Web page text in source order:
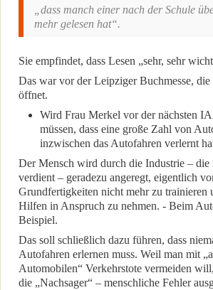
„dass manch einer nach der Schule
mehr gelesen hat“.
Sie empfindet, dass Lesen „sehr, sehr
Das war vor der Leipziger Buchmesse, die
öffnet.
Wird Frau Merkel vor der nächsten
müssen, dass eine große Zahl von
inzwischen das Autofahren verlernt
Der Mensch wird durch die Industrie – die
verdient – geradezu angeregt, eigentlich
Grundfertigkeiten nicht mehr zu trainieren
Hilfen in Anspruch zu nehmen. - Beim
Beispiel.
Das soll schließlich dazu führen, dass
Autofahren erlernen muss. Weil man mit
Automobilen“ Verkehrstote vermeiden
die „Nachsager“ – menschliche Fehler